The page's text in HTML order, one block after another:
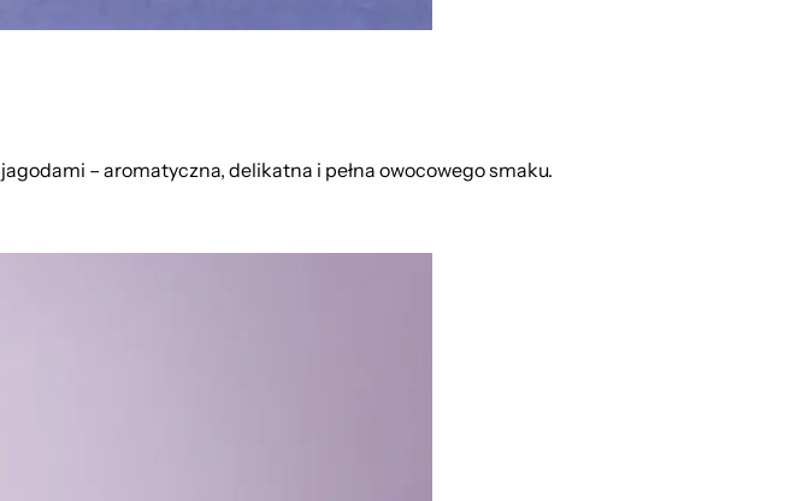
– aromatyczna, delikatna i pełna owocowego smaku.